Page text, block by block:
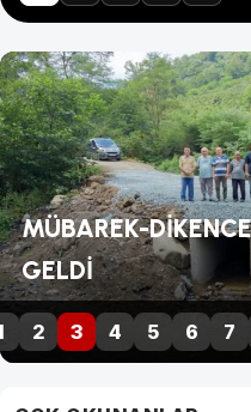
TÜRK SAĞLIK-
2 3 4 5 6 7